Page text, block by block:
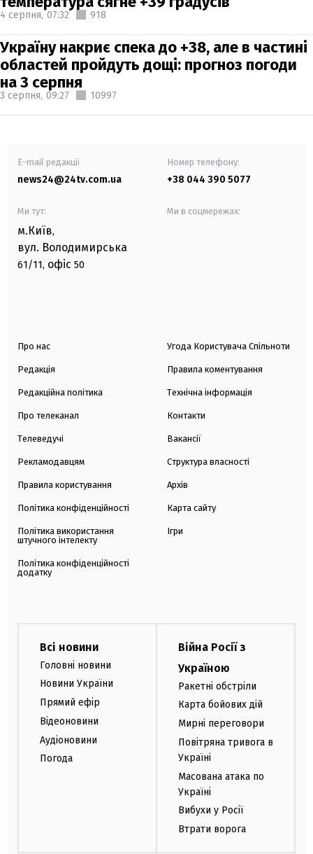
4 серпня, 07:32 918
Україну накриє спека до +38, але в частині
областей пройдуть дощі: прогноз погоди
на 3 серпня
3 серпня, 09:27 10997
E-mail редакції
news24@24tv.com.ua
Номер телефону:
+38 044 390 5077
Ми тут:
м.Київ,
вул. Володимирська
61/11, офіс 50
Ми в соцмережах:
Про нас
Редакція
Редакційна політика
Про телеканал
Телеведучі
Рекламодавцям
Правила користування
Політика конфіденційності
Політика використання
штучного інтелекту
Політика конфіденційності
додатку
Угода Користувача Спільноти
Правила коментування
Технічна інформація
Контакти
Вакансії
Структура власності
Архів
Карта сайту
Ігри
Всі новини
Головні новини
Новини України
Прямий ефір
Відеоновини
Аудіоновини
Погода
Війна Росії з
Україною
Ракетні обстріли
Карта бойових дій
Мирні переговори
Повітряна тривога в
Україні
Масована атака по
Україні
Вибухи у Росії
Втрати ворога